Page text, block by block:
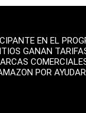
EN EL
GANAN
POR